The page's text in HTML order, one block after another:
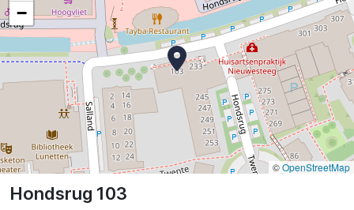
Hondsrug 103
−
©OpenStreetMap